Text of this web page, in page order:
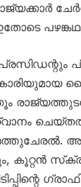
കൂറ്റന്‍